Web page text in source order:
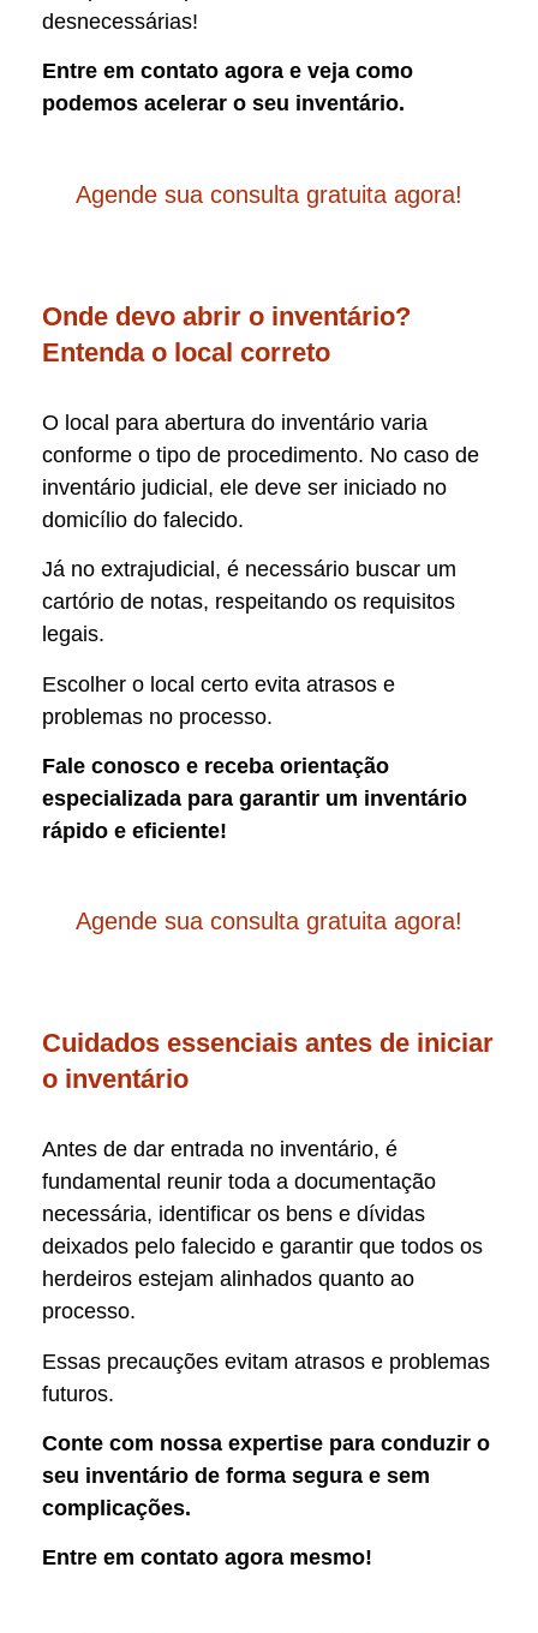
desnecessárias!
Entre em contato agora e veja como
podemos acelerar o seu inventário.
Agende sua consulta gratuita agora!
Onde devo abrir o inventário?
Entenda o local correto
O local para abertura do inventário varia
conforme o tipo de procedimento. No caso de
inventário judicial, ele deve ser iniciado no
domicílio do falecido.
Já no extrajudicial, é necessário buscar um
cartório de notas, respeitando os requisitos
legais.
Escolher o local certo evita atrasos e
problemas no processo.
Fale conosco e receba orientação
especializada para garantir um inventário
rápido e eficiente!
Agende sua consulta gratuita agora!
Cuidados essenciais antes de iniciar
o inventário
Antes de dar entrada no inventário, é
fundamental reunir toda a documentação
necessária, identificar os bens e dívidas
deixados pelo falecido e garantir que todos os
herdeiros estejam alinhados quanto ao
processo.
Essas precauções evitam atrasos e problemas
futuros.
Conte com nossa expertise para conduzir o
seu inventário de forma segura e sem
complicações.
Entre em contato agora mesmo!